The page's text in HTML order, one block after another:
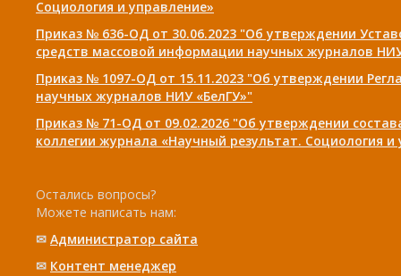
Социология и управление»
Приказ № 636-ОД от 30.06.2023 "Об утверждении
средств массовой информации научных журналов
Приказ № 1097-ОД от 15.11.2023 "Об утверждении
научных журналов НИУ «БелГУ»"
Приказ № 71-ОД от 09.02.2026 "Об утверждении
коллегии журнала «Научный результат. Социология и
Остались вопросы?
Можете написать нам:
✉ Администратор сайта
✉ Контент менеджер